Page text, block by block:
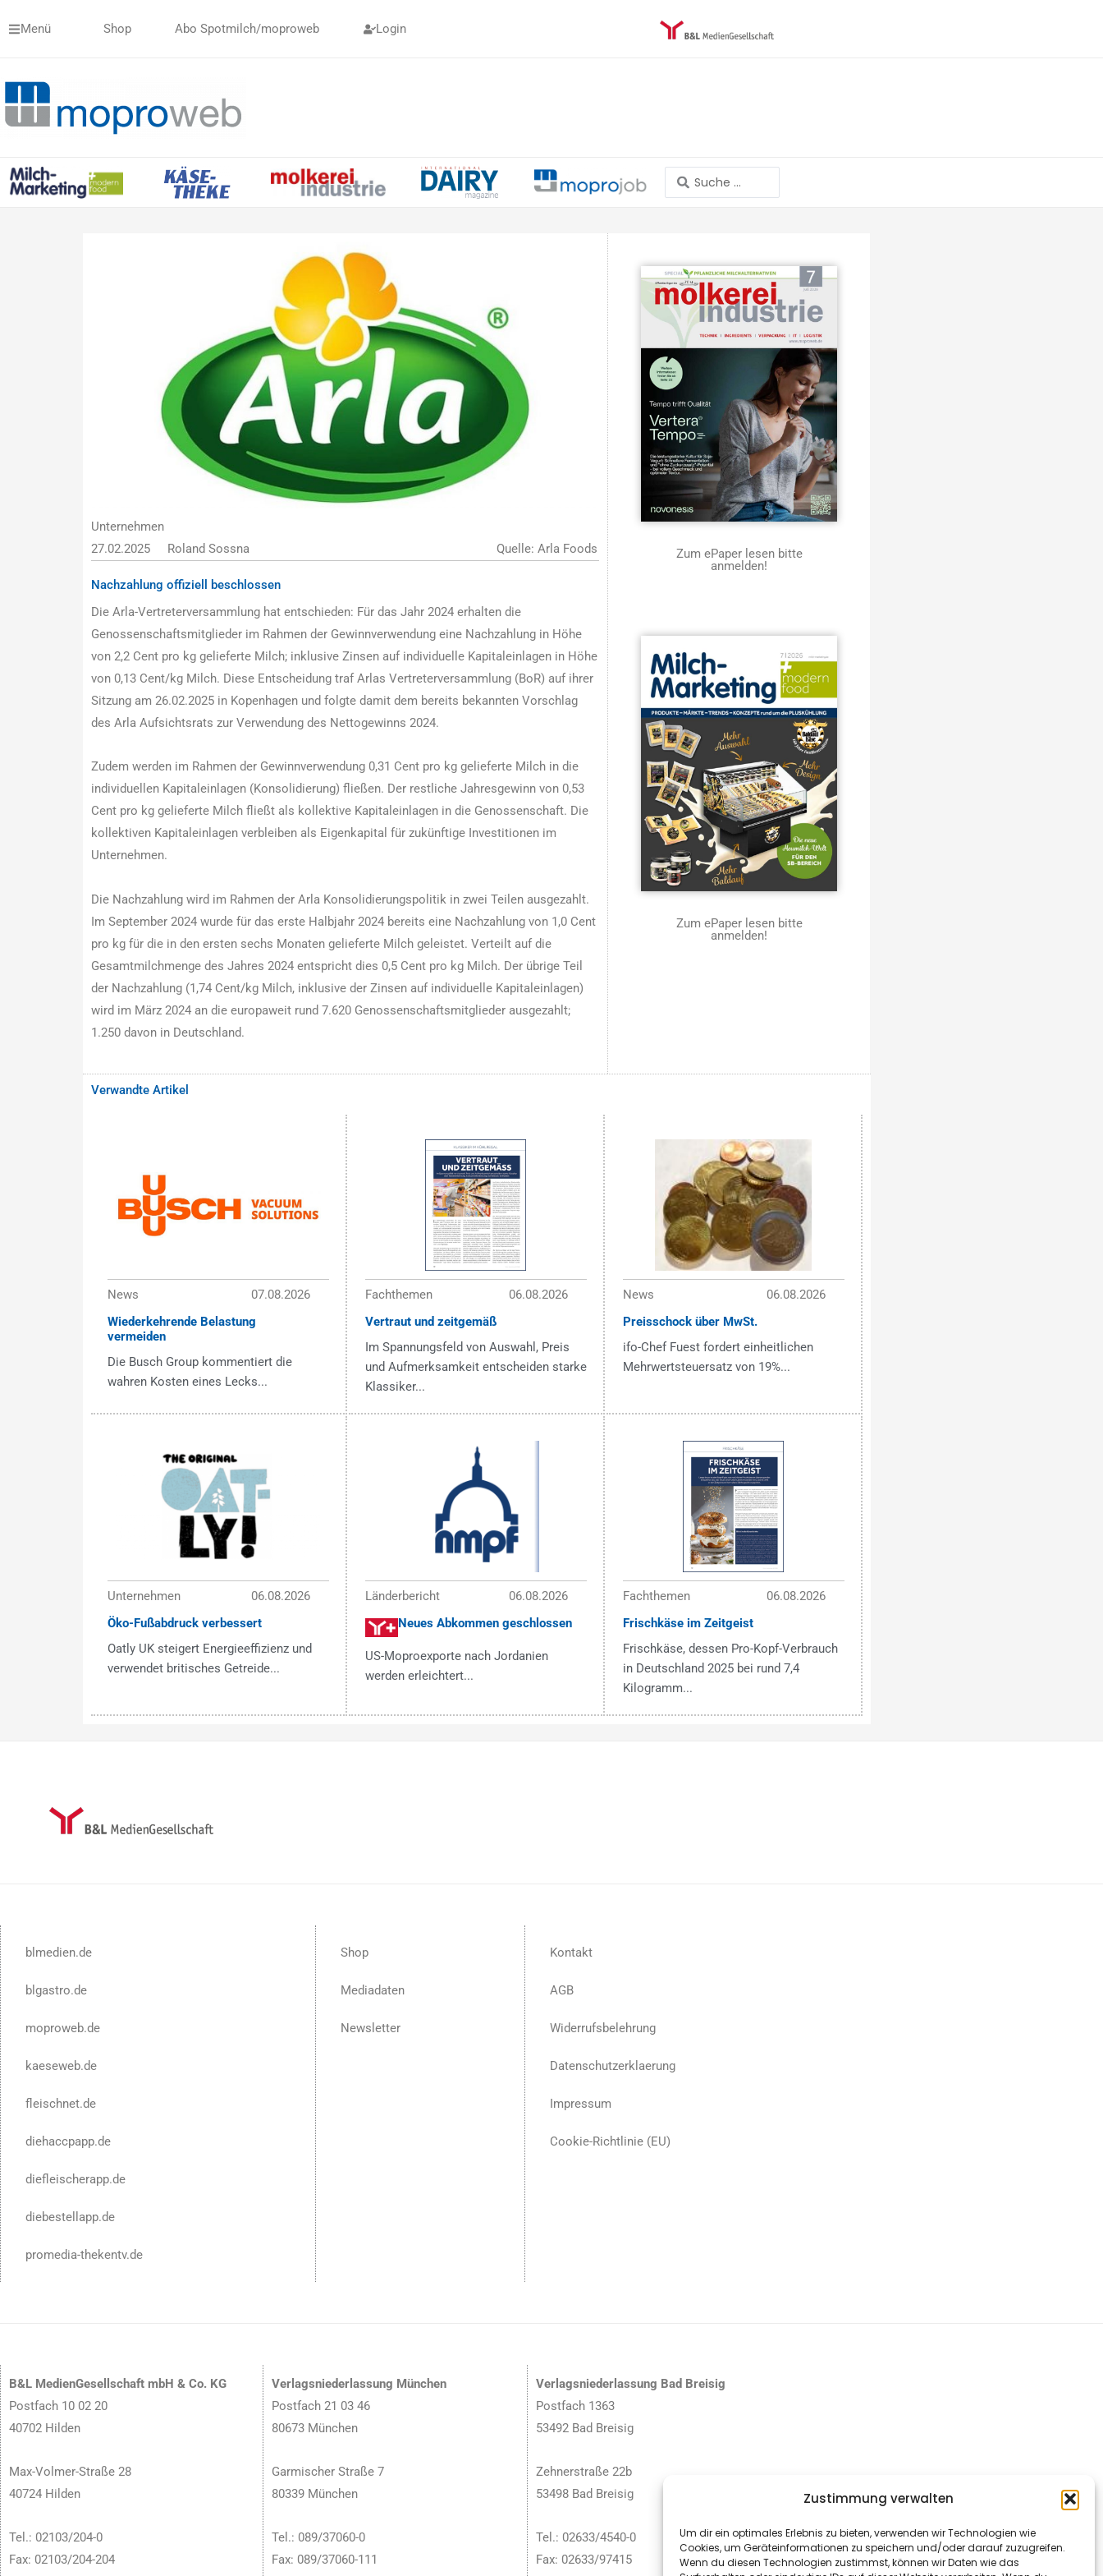
Zustimmung verwalten
Um dir ein optimales Erlebnis zu bieten, verwenden wir Technologien wie
Cookies, um Geräteinformationen zu speichern und/oder darauf zuzugreifen.
Wenn du diesen Technologien zustimmst, können wir Daten wie das
InhaltMenü Shop Abo Spotmilch/moproweb Login
Search
...
Unternehmen
27.02.2025
Roland Sossna Quelle: Arla Foods
Nachzahlung offiziell beschlossen
Die Arla-Vertreterversammlung hat entschieden: Für das Jahr 2024 erhalten die
Genossenschaftsmitglieder im Rahmen der Gewinnverwendung eine Nachzahlung in Höhe
von 2,2 Cent pro kg gelieferte Milch; inklusive Zinsen auf individuelle Kapitaleinlagen in Höhe
von 0,13 Cent/kg Milch. Diese Entscheidung traf Arlas Vertreterversammlung (BoR) auf ihrer
Sitzung am 26.02.2025 in Kopenhagen und folgte damit dem bereits bekannten Vorschlag
des Arla Aufsichtsrats zur Verwendung des Nettogewinns 2024.
Zudem werden im Rahmen der Gewinnverwendung 0,31 Cent pro kg gelieferte Milch in die
individuellen Kapitaleinlagen (Konsolidierung) fließen. Der restliche Jahresgewinn von 0,53
Cent pro kg gelieferte Milch fließt als kollektive Kapitaleinlagen in die Genossenschaft. Die
kollektiven Kapitaleinlagen verbleiben als Eigenkapital für zukünftige Investitionen im
Unternehmen.
Die Nachzahlung wird im Rahmen der Arla Konsolidierungspolitik in zwei Teilen ausgezahlt.
Im September 2024 wurde für das erste Halbjahr 2024 bereits eine Nachzahlung von 1,0 Cent
pro kg für die in den ersten sechs Monaten gelieferte Milch geleistet. Verteilt auf die
Gesamtmilchmenge des Jahres 2024 entspricht dies 0,5 Cent pro kg Milch. Der übrige Teil
der Nachzahlung (1,74 Cent/kg Milch, inklusive der Zinsen auf individuelle Kapitaleinlagen)
wird im März 2024 an die europaweit rund 7.620 Genossenschaftsmitglieder ausgezahlt;
1.250 davon in Deutschland.
Zum ePaper lesen bitte
anmelden!
Zum ePaper lesen bitte
anmelden!
Verwandte Artikel
News
07.08.2026
Wiederkehrende Belastung
vermeiden
Die Busch Group kommentiert die
wahren Kosten eines Lecks...
Fachthemen
06.08.2026
Vertraut und zeitgemäß
Im Spannungsfeld von Auswahl, Preis
und Aufmerksamkeit entscheiden starke
Klassiker...
News
06.08.2026
Preisschock über MwSt.
ifo-Chef Fuest fordert einheitlichen
Mehrwertsteuersatz von 19%...
Unternehmen
06.08.2026
Öko-Fußabdruck verbessert
Oatly UK steigert Energieeffizienz und
verwendet britisches Getreide...
Länderbericht
06.08.2026
Neues Abkommen geschlossen
US-Moproexporte nach Jordanien
werden erleichtert...
Fachthemen
06.08.2026
Frischkäse im Zeitgeist
Frischkäse, dessen Pro-Kopf-Verbrauch
in Deutschland 2025 bei rund 7,4
Kilogramm...
blmedien.de
blgastro.de
moproweb.de
kaeseweb.de
fleischnet.de
diehaccpapp.de
diefleischerapp.de
diebestellapp.de
promedia-thekentv.de
Shop
Mediadaten
Newsletter
Kontakt
AGB
Widerrufsbelehrung
Datenschutzerklaerung
Impressum
Cookie-Richtlinie (EU)
B&L MedienGesellschaft mbH & Co. KG
Postfach 10 02 20
40702 Hilden
Max-Volmer-Straße 28
40724 Hilden
Tel.: 02103/204-0
Fax: 02103/204-204
Verlagsniederlassung München
Postfach 21 03 46
80673 München
Garmischer Straße 7
80339 München
Tel.: 089/37060-0
Fax: 089/37060-111
Verlagsniederlassung Bad Breisig
Postfach 1363
53492 Bad Breisig
Zehnerstraße 22b
53498 Bad Breisig
Tel.: 02633/4540-0
Fax: 02633/97415